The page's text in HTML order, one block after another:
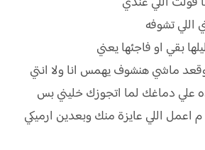
تشوفه
بقي او فاجئها يعني
ماشي هنشوف يهمس انا ولا انتي
علي دماغك لما اتجوزك خليني بس
اللي عايزة منك وبعدين ارميكي